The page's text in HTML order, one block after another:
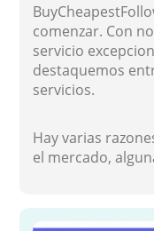
comenzar. Con
servicio
destaquemos
servicios.
Hay varias
el mercado,